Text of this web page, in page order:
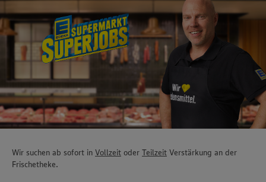
Wir suchen ab sofort in Vollzeit oder Teilzeit Verstärkung an der
Frischetheke.